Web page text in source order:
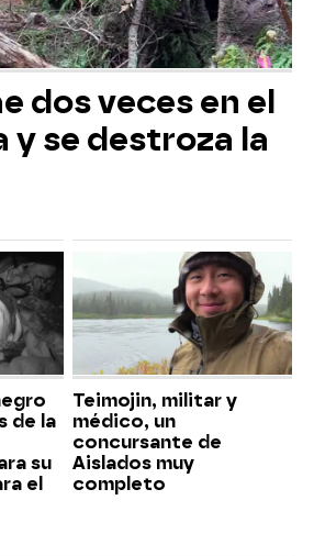
dos veces en el
y se destroza la
de la
su
el
Teimojin, militar y
médico, un
concursante de
Aislados muy
completo